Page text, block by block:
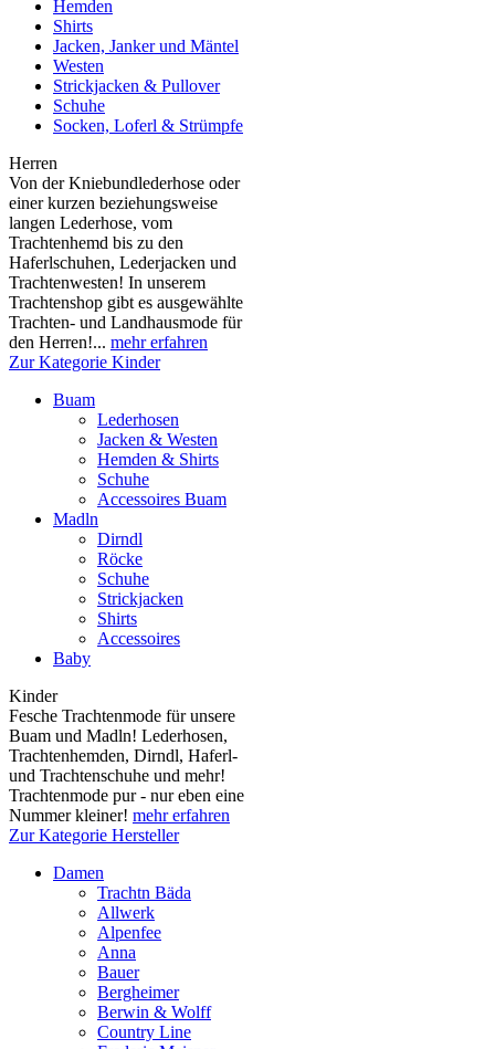
Hemden
Shirts
Jacken, Janker und Mäntel
Westen
Strickjacken & Pullover
Schuhe
Socken, Loferl & Strümpfe
Herren
Von der Kniebundlederhose oder
einer kurzen beziehungsweise
langen Lederhose, vom
Trachtenhemd bis zu den
Haferlschuhen, Lederjacken und
Trachtenwesten! In unserem
Trachtenshop gibt es ausgewählte
Trachten- und Landhausmode für
den Herren!... mehr erfahren
Zur Kategorie Kinder
Buam
Lederhosen
Jacken & Westen
Hemden & Shirts
Schuhe
Accessoires Buam
Madln
Dirndl
Röcke
Schuhe
Strickjacken
Shirts
Accessoires
Baby
Kinder
Fesche Trachtenmode für unsere
Buam und Madln! Lederhosen,
Trachtenhemden, Dirndl, Haferl-
und Trachtenschuhe und mehr!
Trachtenmode pur - nur eben eine
Nummer kleiner! mehr erfahren
Zur Kategorie Hersteller
Damen
Trachtn Bäda
Allwerk
Alpenfee
Anna
Bauer
Bergheimer
Berwin & Wolff
Country Line